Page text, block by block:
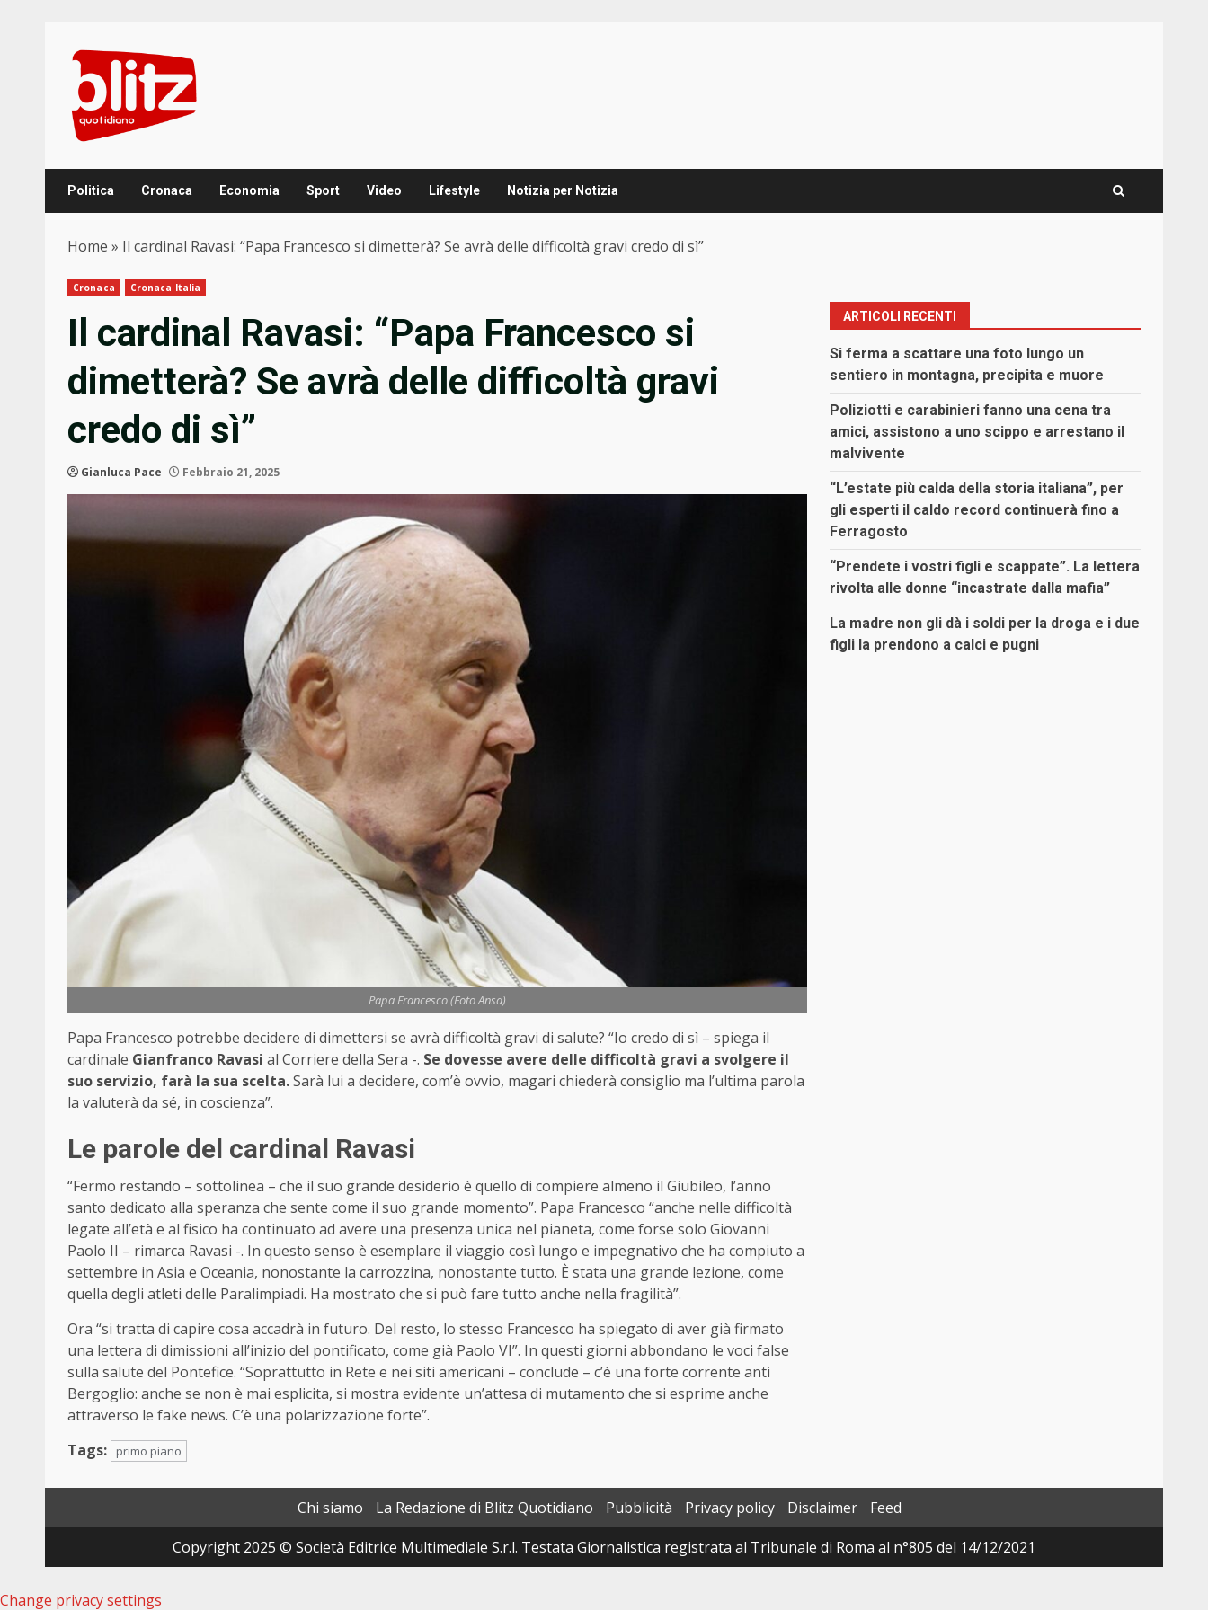
content
Politica Cronaca Economia Sport Video Lifestyle Notizia per Notizia
Home » Il cardinal Ravasi: “Papa Francesco si dimetterà? Se avrà delle difficoltà gravi credo di sì”
Cronaca Cronaca Italia
Il cardinal Ravasi: “Papa Francesco si
dimetterà? Se avrà delle difficoltà gravi
credo di sì”
Gianluca Pace Febbraio 21, 2025
Papa Francesco (Foto Ansa)
Papa Francesco potrebbe decidere di dimettersi se avrà difficoltà gravi di salute? “Io credo di sì – spiega il
cardinale Gianfranco Ravasi al Corriere della Sera -. Se dovesse avere delle difficoltà gravi a svolgere il
suo servizio, farà la sua scelta.Sarà lui a decidere, com’è ovvio, magari chiederà consiglio ma l’ultima parola
la valuterà da sé, in coscienza”.
Le parole del cardinal Ravasi
“Fermo restando – sottolinea – che il suo grande desiderio è quello di compiere almeno il Giubileo, l’anno
santo dedicato alla speranza che sente come il suo grande momento”. Papa Francesco “anche nelle difficoltà
legate all’età e al fisico ha continuato ad avere una presenza unica nel pianeta, come forse solo Giovanni
Paolo II – rimarca Ravasi -. In questo senso è esemplare il viaggio così lungo e impegnativo che ha compiuto a
settembre in Asia e Oceania, nonostante la carrozzina, nonostante tutto. È stata una grande lezione, come
quella degli atleti delle Paralimpiadi. Ha mostrato che si può fare tutto anche nella fragilità”.
Ora “si tratta di capire cosa accadrà in futuro. Del resto, lo stesso Francesco ha spiegato di aver già firmato
una lettera di dimissioni all’inizio del pontificato, come già Paolo VI”. In questi giorni abbondano le voci false
sulla salute del Pontefice. “Soprattutto in Rete e nei siti americani – conclude – c’è una forte corrente anti
Bergoglio: anche se non è mai esplicita, si mostra evidente un’attesa di mutamento che si esprime anche
attraverso le fake news. C’è una polarizzazione forte”.
Tags:
primo piano
ARTICOLI RECENTI
Si ferma a scattare una foto lungo un
sentiero in montagna, precipita e muore
Poliziotti e carabinieri fanno una cena tra
amici, assistono a uno scippo e arrestano il
malvivente
“L’estate più calda della storia italiana”, per
gli esperti il caldo record continuerà fino a
Ferragosto
“Prendete i vostri figli e scappate”. La lettera
rivolta alle donne “incastrate dalla mafia”
La madre non gli dà i soldi per la droga e i due
figli la prendono a calci e pugni
Chi siamo La Redazione di Blitz Quotidiano Pubblicità Privacy policy Disclaimer
Feed
Copyright 2025 © Società Editrice Multimediale S.r.l. Testata Giornalistica registrata al Tribunale di Roma al n°805 del 14/12/2021
Change privacy settings